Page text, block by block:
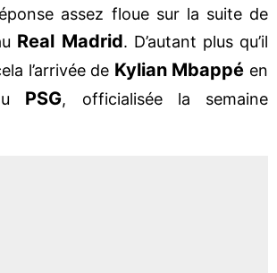
assez floue sur la suite de
Real Madrid. D’autant plus qu’il
l’arrivée de Kylian Mbappé en
PSG, officialisée la semaine